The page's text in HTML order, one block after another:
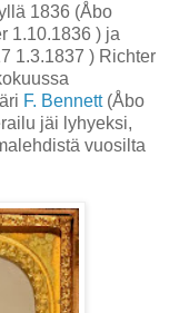
1836 (Åbo
1.10.1836 ) ja
1.3.1837 ) Richter
F. Bennett(Åbo
jäi lyhyeksi,
vuosilta